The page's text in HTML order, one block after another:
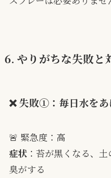
6. やりがちな失敗と
❌ 失敗①：毎日水を
🚨 緊急度：高
症状：苔が黒くなる、
臭がする